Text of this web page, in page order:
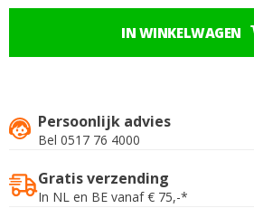
IN WINKELWAGEN
Persoonlijk advies
Bel 0517 76 4000
Gratis verzending
In NL en BE vanaf € 75,-*